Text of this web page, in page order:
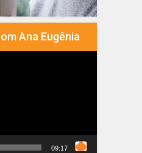
Ana Eugênia
09:17